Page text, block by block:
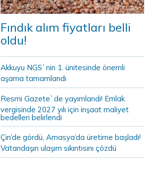
Fındık alım fiyatları belli
oldu!
Akkuyu NGS`nin 1. ünitesinde önemli
aşama tamamlandı
Resmi Gazete`de yayımlandı! Emlak
vergisinde 2027 yılı için inşaat maliyet
bedelleri belirlendi
Çin’de gördü, Amasya’da üretime başladı!
Vatandaşın ulaşım sıkıntısını çözdü